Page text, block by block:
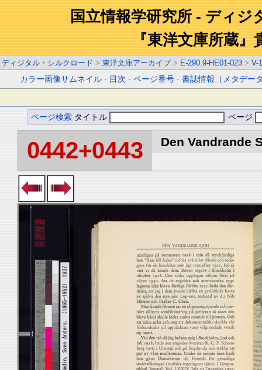
国立情報学研究所 - ディジ
『東洋文庫所蔵』
ディジタル・シルクロード > 東洋文庫アーカイブ > E-290.9-HE01-023 > V-1
カラー画像サムネイル - 目次 -ページ番号 -書誌情報（メタデー
ページ検索 タイトル ページ
0442+0443 Den Vandrande